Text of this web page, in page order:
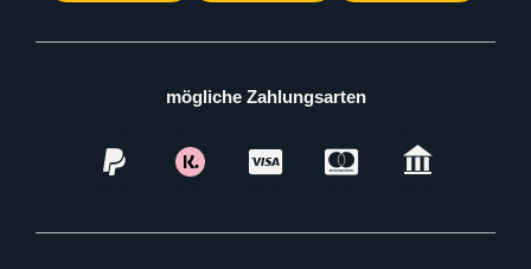
mögliche Zahlungsarten